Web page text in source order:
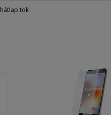
hátlap tok